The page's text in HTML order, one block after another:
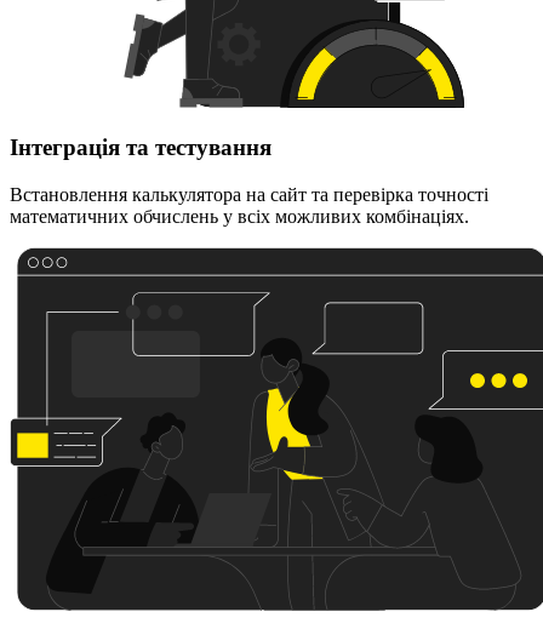
Інтеграція та тестування
Встановлення калькулятора на сайт та перевірка точності
математичних обчислень у всіх можливих комбінаціях.